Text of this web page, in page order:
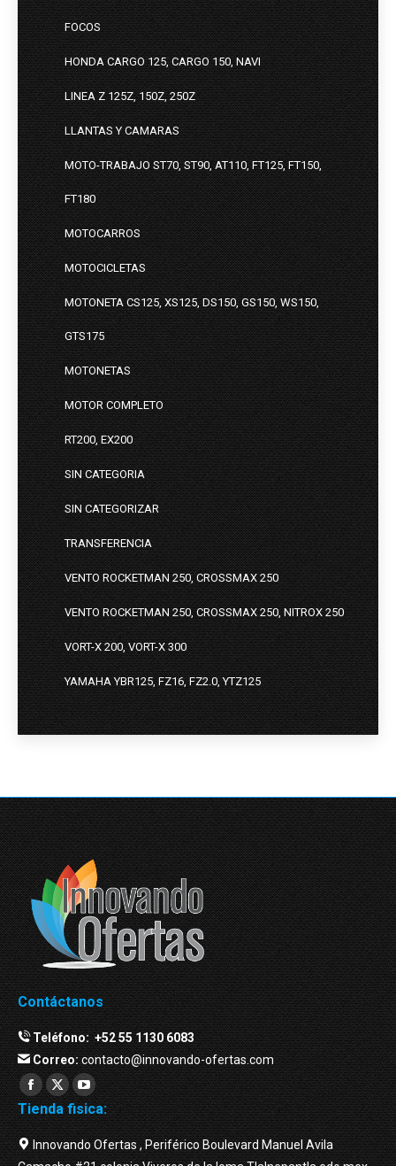
FOCOS
HONDA CARGO 125, CARGO 150, NAVI
LINEA Z 125Z, 150Z, 250Z
LLANTAS Y CAMARAS
MOTO-TRABAJO ST70, ST90, AT110, FT125, FT150,
FT180
MOTOCARROS
MOTOCICLETAS
MOTONETA CS125, XS125, DS150, GS150, WS150,
GTS175
MOTONETAS
MOTOR COMPLETO
RT200, EX200
SIN CATEGORIA
SIN CATEGORIZAR
TRANSFERENCIA
VENTO ROCKETMAN 250, CROSSMAX 250
VENTO ROCKETMAN 250, CROSSMAX 250, NITROX 250
VORT-X 200, VORT-X 300
YAMAHA YBR125, FZ16, FZ2.0, YTZ125
Contáctanos
Teléfono:+52 55 1130 6083
Correo:contacto@innovando-ofertas.com
Facebook
page
opens
Twitter
page
opens
YouTube
page
opens
Tienda fisica:
Innovando Ofertas , Periférico Boulevard Manuel Avila